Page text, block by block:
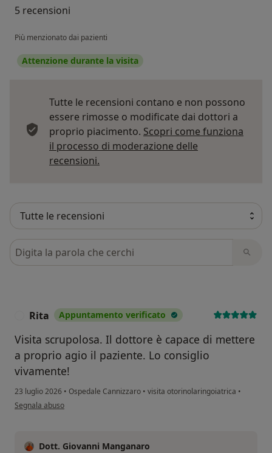
5 recensioni
Più menzionato dai pazienti
Attenzione durante la visita
Tutte le recensioni contano e non possono
essere rimosse o modificate dai dottori a
proprio piacimento. Scopri come funziona
il processo di moderazione delle
recensioni.
Cerca nelle recensioni
Rita Appuntamento verificato
Visita scrupolosa. Il dottore è capace di mettere
a proprio agio il paziente. Lo consiglio
vivamente!
23 luglio 2026 • Ospedale Cannizzaro • visita otorinolaringoiatrica •
secondo l'opinione dell'utente Rita
Segnala abuso
Dott. Giovanni Manganaro